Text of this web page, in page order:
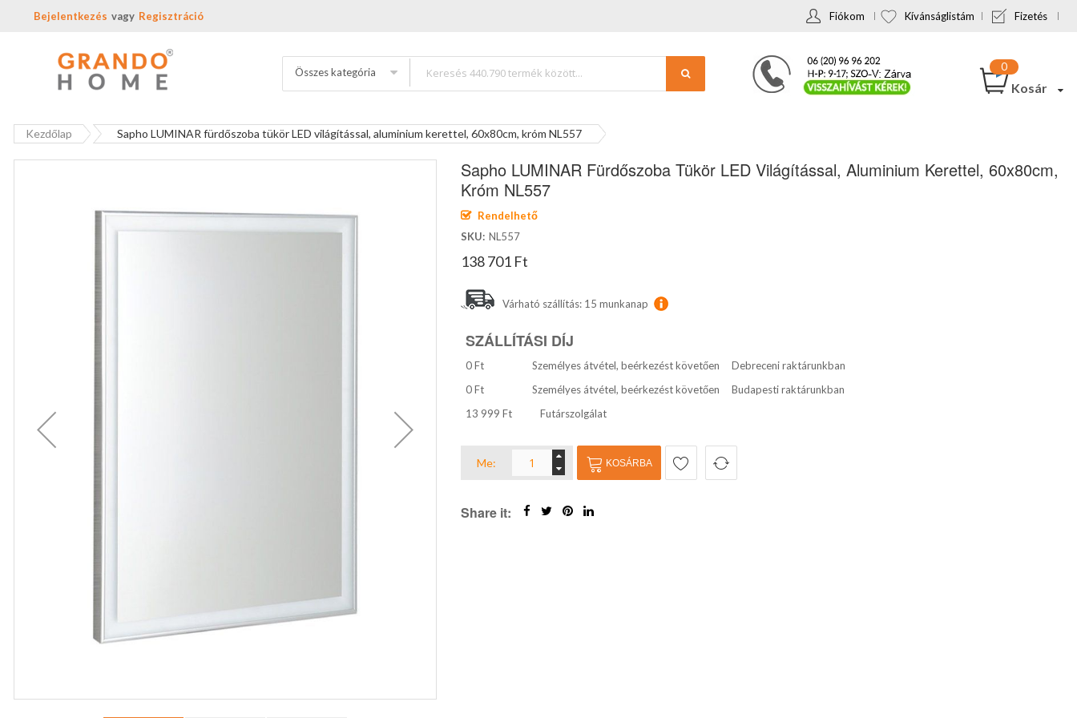
Bejelentkezés Regisztráció Fiókom Kívánságlistám Fizetés
Összes kategória
Kosár
Kezdőlap Sapho LUMINAR fürdőszoba tükör LED világítással, aluminium kerettel, 60x80cm, króm NL557
Sapho LUMINAR Fürdőszoba Tükör LED Világítással, Aluminium Kerettel, 60x80cm,
Króm NL557
Rendelhető
SKU NL557
138 701 Ft
Várható szállítás: 15 munkanap
SZÁLLÍTÁSI DÍJ
0 Ft Személyes átvétel, beérkezést követően
Debreceni raktárunkban
0 Ft
Személyes átvétel, beérkezést követően
Budapesti raktárunkban
13 999 Ft
Futárszolgálat
Me: KOSÁRBA
Share it: